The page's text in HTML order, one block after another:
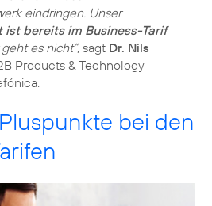
eindringen. Unser
bereits im Business-Tarif
es nicht“, sagt Dr. Nils
Products & Technology
bei den